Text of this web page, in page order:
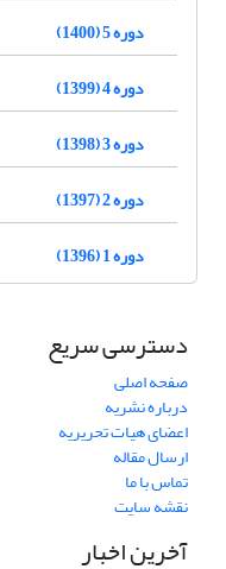
دوره 5 (1400)
دوره 4 (1399)
دوره 3 (1398)
دوره 2 (1397)
دوره 1 (1396)
دسترسی سریع
صفحه اصلی
درباره نشریه
اعضای هیات تحریریه
ارسال مقاله
تماس با ما
نقشه سایت
آخرین اخبار